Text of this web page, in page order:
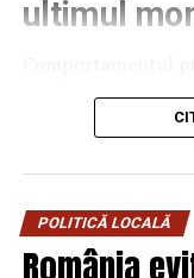
ultimul
după prezentarea
de protejare a
eșec al
temperată, evitând
deja fragilă.
POLITICĂ LOCALĂ
România